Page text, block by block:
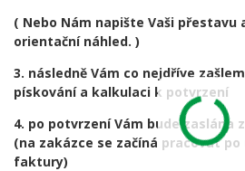
( Nebo Nám napište Vaši přestavu
orientační náhled. )
3. následně Vám co nejdříve
pískování a kalkulaci k potvrzení
4. po potvrzení Vám bude zaslána
(na zakázce se začíná pracovat
faktury)